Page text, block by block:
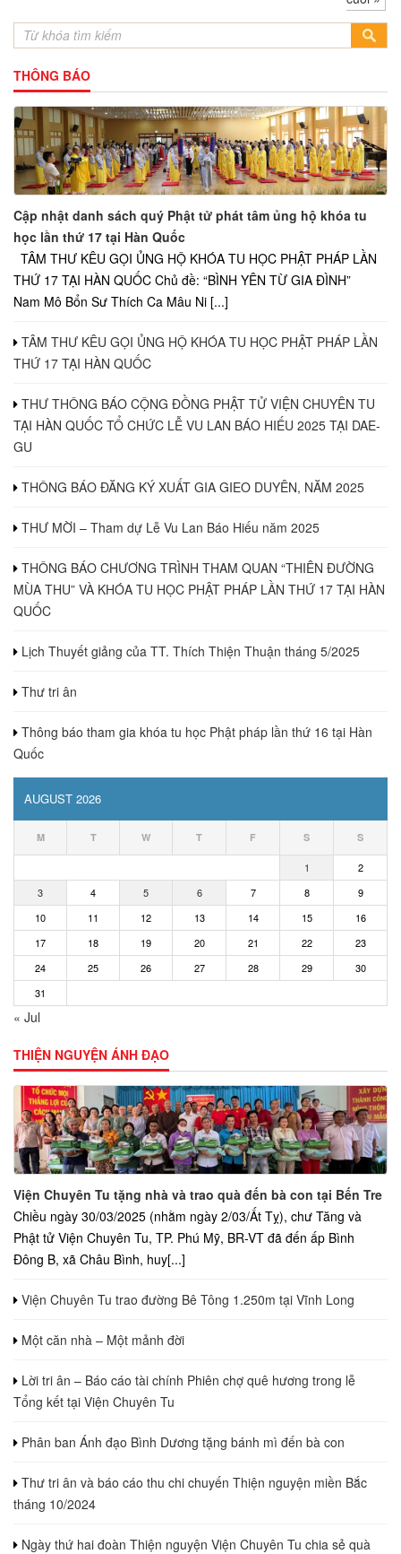
THÔNG BÁO
Cập nhật danh sách quý Phật tử phát tâm ủng hộ khóa tu
học lần thứ 17 tại Hàn Quốc
TÂM THƯ KÊU GỌI ỦNG HỘ KHÓA TU HỌC PHẬT PHÁP LẦN
THỨ 17 TẠI HÀN QUỐC Chủ đề: “BÌNH YÊN TỪ GIA ĐÌNH”
Nam Mô Bổn Sư Thích Ca Mâu Ni [...]
TÂM THƯ KÊU GỌI ỦNG HỘ KHÓA TU HỌC PHẬT PHÁP LẦN
THỨ 17 TẠI HÀN QUỐC
THƯ THÔNG BÁO CỘNG ĐỒNG PHẬT TỬ VIỆN CHUYÊN TU
TẠI HÀN QUỐC TỔ CHỨC LỄ VU LAN BÁO HIẾU 2025 TẠI DAE-
GU
THÔNG BÁO ĐĂNG KÝ XUẤT GIA GIEO DUYÊN, NĂM 2025
THƯ MỜI – Tham dự Lễ Vu Lan Báo Hiếu năm 2025
THÔNG BÁO CHƯƠNG TRÌNH THAM QUAN “THIÊN ĐƯỜNG
MÙA THU” VÀ KHÓA TU HỌC PHẬT PHÁP LẦN THỨ 17 TẠI HÀN
QUỐC
Lịch Thuyết giảng của TT. Thích Thiện Thuận tháng 5/2025
Thư tri ân
Thông báo tham gia khóa tu học Phật pháp lần thứ 16 tại Hàn
Quốc
AUGUST 2026
M T W T F S S
1
2
3
4 5 6 7 8
9
10
11 12 13 14 15
16
17
18 19 20 21 22
23
24
25 26 27 28 29
30
31
« Jul
THIỆN NGUYỆN ÁNH ĐẠO
Viện Chuyên Tu tặng nhà và trao quà đến bà con tại Bến Tre
Chiều ngày 30/03/2025 (nhằm ngày 2/03/Ất Tỵ), chư Tăng và
Phật tử Viện Chuyên Tu, TP. Phú Mỹ, BR-VT đã đến ấp Bình
Đông B, xã Châu Bình, huy[...]
Viện Chuyên Tu trao đường Bê Tông 1.250m tại Vĩnh Long
Một căn nhà – Một mảnh đời
Lời tri ân – Báo cáo tài chính Phiên chợ quê hương trong lễ
Tổng kết tại Viện Chuyên Tu
Phân ban Ánh đạo Bình Dương tặng bánh mì đến bà con
Thư tri ân và báo cáo thu chi chuyến Thiện nguyện miền Bắc
tháng 10/2024
Ngày thứ hai đoàn Thiện nguyện Viện Chuyên Tu chia sẻ quà